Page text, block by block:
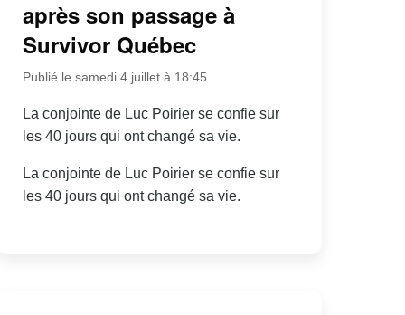
après son passage à
Survivor Québec
Publié le samedi 4 juillet à 18:45
La conjointe de Luc Poirier se confie sur
les 40 jours qui ont changé sa vie.
La conjointe de Luc Poirier se confie sur
les 40 jours qui ont changé sa vie.